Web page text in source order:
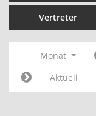
Vertreter
Monat
Aktuell